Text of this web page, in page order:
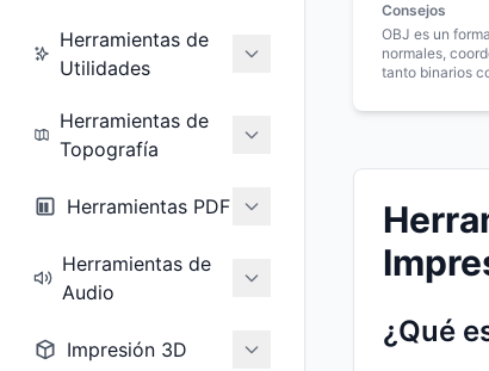
Herramientas de
Utilidades
Herramientas de
Topografía
Herramientas PDF
Herramientas de
Audio
Impresión 3D
Consejos
OBJ es un
normales,
tanto binarios
¿Qué